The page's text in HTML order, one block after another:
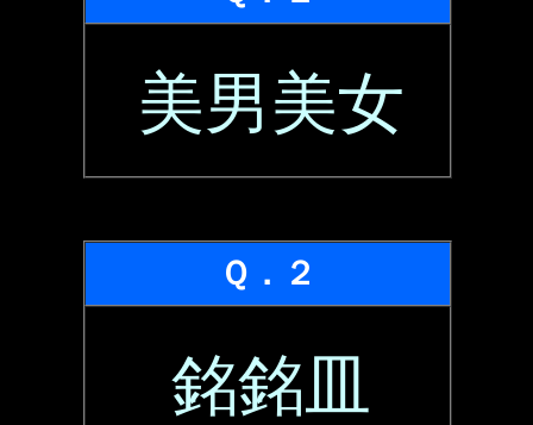
美男美女
Ｑ．２
銘銘皿